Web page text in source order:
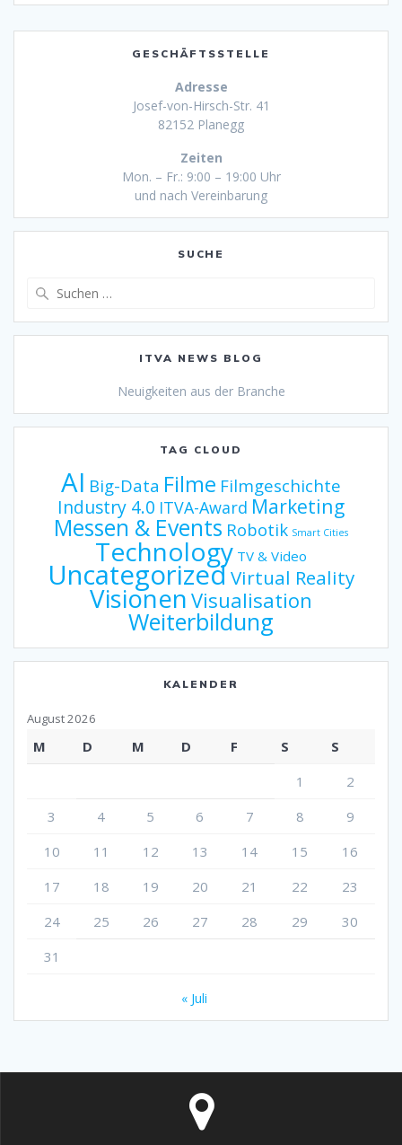
GESCHÄFTSSTELLE
Adresse
Josef-von-Hirsch-Str. 41
82152 Planegg
Zeiten
Mon. – Fr.: 9:00 – 19:00 Uhr
und nach Vereinbarung
SUCHE
ITVA NEWS BLOG
Neuigkeiten aus der Branche
TAG CLOUD
AI Big-Data Filme Filmgeschichte
Industry 4.0 ITVA-Award Marketing
Messen & Events Robotik Smart Cities
Technology TV & Video
UncategorizedVirtual Reality
Visionen Visualisation
Weiterbildung
KALENDER
August 2026
M D M D F S
S
1
2
3
4 5 6 7 8
9
10
11 12 13 14 15
16
17
18 19 20 21 22
23
24
25 26 27 28 29
30
31
« Juli